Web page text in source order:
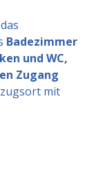
Badezimmer
und WC,
Zugang
mit